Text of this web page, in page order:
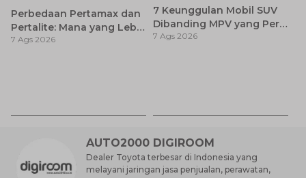
Perbedaan Pertamax dan
Pertalite: Mana yang Lebih
Baik untuk Mobil Toyota
7 Ags 2026
7 Keunggulan Mobil SUV
Dibanding MPV yang Perlu
Anda Ketahui
7 Ags 2026
AUTO2000 DIGIROOM
Dealer Toyota terbesar di Indonesia yang
melayani jaringan jasa penjualan, perawatan,